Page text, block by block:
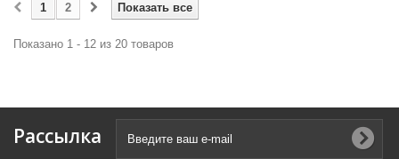
Показать все
1 2
Показано 1 - 12 из 20 товаров
Рассылка